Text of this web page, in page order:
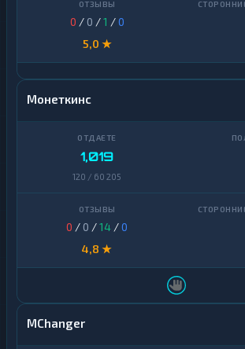
0 / 0 /1 /0
5,0 ★
Монеткинс
1,019
120 / 60 205
0 / 0 /14 /0
4,8 ★
MChanger